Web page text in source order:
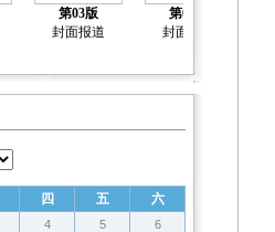
第03版
封面报道
第04版
封面报道
四 五 六
4 5
6